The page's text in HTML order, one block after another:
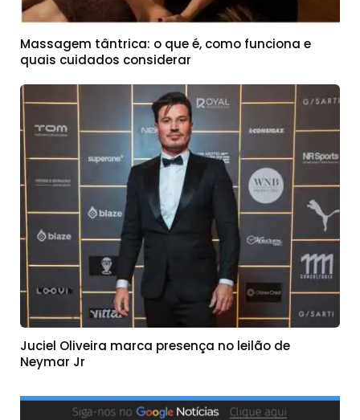
Massagem tântrica: o que é, como funciona e
quais cuidados considerar
Juciel Oliveira marca presença no leilão de
Neymar Jr